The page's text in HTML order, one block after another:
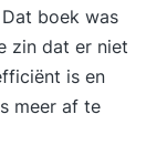
zorgen dat
doelen
boek was
zin dat er niet
is en
meer af te